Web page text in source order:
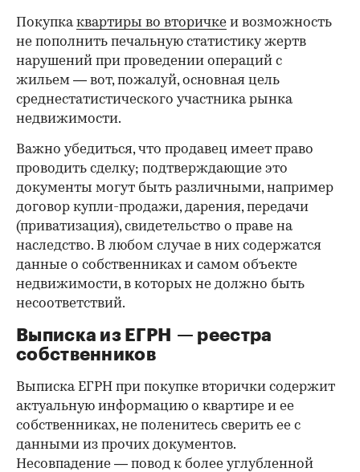
Покупкаквартиры во вторичке и возможность
не пополнить печальную статистику жертв
нарушений при проведении операций с
жильем — вот, пожалуй, основная цель
среднестатистического участника рынка
недвижимости.
Важно убедиться, что продавец имеет право
проводить сделку; подтверждающие это
документы могут быть различными, например
договор купли-продажи, дарения, передачи
(приватизация), свидетельство о праве на
наследство. В любом случае в них содержатся
данные о собственниках и самом объекте
недвижимости, в которых не должно быть
несоответствий.
Выписка из ЕГРН — реестра
собственников
Выписка ЕГРН при покупке вторички содержит
актуальную информацию о квартире и ее
собственниках, не поленитесь сверить ее с
данными из прочих документов.
Несовпадение — повод к более углубленной